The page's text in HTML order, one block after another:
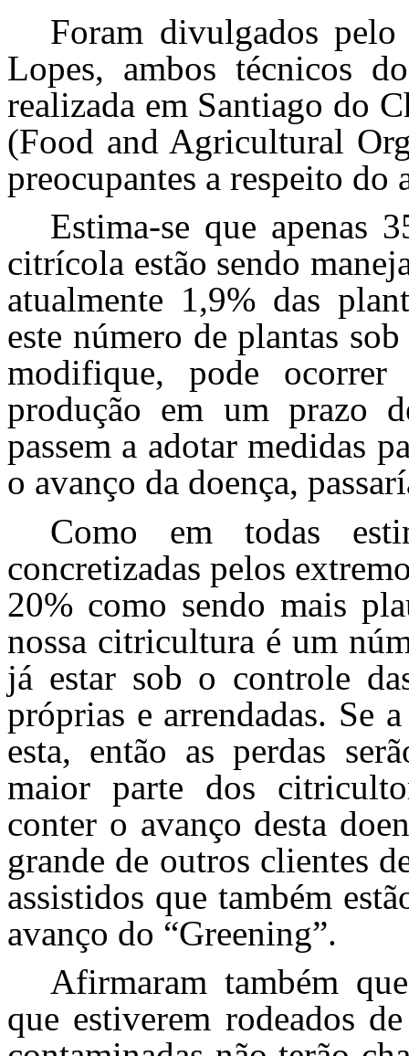
Foram divulgados
Lopes, ambos técnicos
realizada em Santiago do
(Food and Agricultural
preocupantes a respeito do
Estima-se que apenas
citrícola estão sendo
atualmente 1,9% das
este número de plantas
modifique, pode
produção em um prazo
passem a adotar medidas
o avanço da doença,
Como em todas
concretizadas pelos
20% como sendo mais
nossa citricultura é um
já estar sob o controle
próprias e arrendadas. Se
esta, então as perdas
maior parte dos
conter o avanço desta
grande de outros clientes
assistidos que também
avanço do “Greening”.
Afirmaram também
que estiverem rodeados